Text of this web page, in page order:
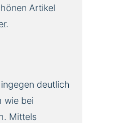
Artikel
.
deutlich
wie bei
Mittels